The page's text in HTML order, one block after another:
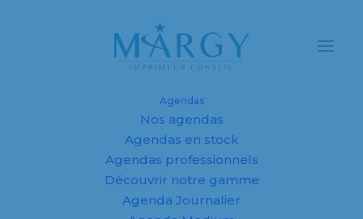
Agendas
Nos agendas
Agendas en stock
Agendas professionnels
Découvrir notre gamme
Agenda Journalier
Agendas et
calendriers